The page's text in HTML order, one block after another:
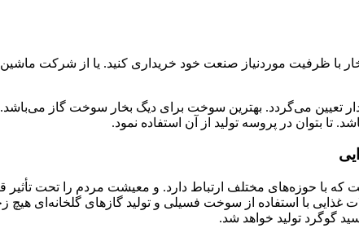
با ظرفیت موردنیاز صنعت خود خریداری کنید. یا از شرکت ماشین
تعیین می‌گردد. بهترین سوخت برای دیگ بخار سوخت گاز می‌باشد.
تا بتوان در پروسه تولید از آن استفاده نمود.
با حوزه‌های مختلف ارتباط دارد. و معیشت مردم را تحت تأثیر
با استفاده از سوخت فسیلی و تولید گازهای گلخانه‌ای هیچ
گوگرد تولید خواهد شد.